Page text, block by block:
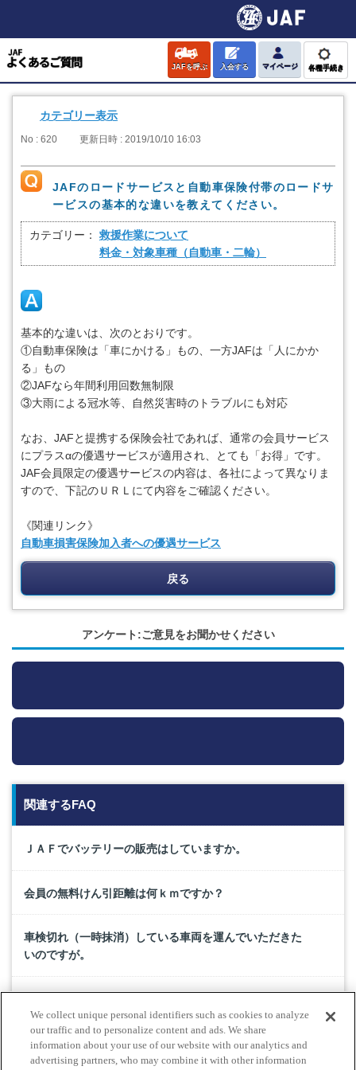
JAFを呼ぶ 入会する マイページ 各種手続き
カテゴリー表示
No : 620 更新日時 : 2019/10/10 16:03
JAFのロードサービスと自動車保険付帯のロードサ
ービスの基本的な違いを教えてください。
カテゴリー：
救援作業について
料金・対象車種（自動車・二輪）
基本的な違いは、次のとおりです。
①自動車保険は「車にかける」もの、一方JAFは「人にかか
る」もの
②JAFなら年間利用回数無制限
③大雨による冠水等、自然災害時のトラブルにも対応
なお、JAFと提携する保険会社であれば、通常の会員サービス
にプラスαの優遇サービスが適用され、とても「お得」です。
JAF会員限定の優遇サービスの内容は、各社によって異なりま
すので、下記のＵＲＬにて内容をご確認ください。
《関連リンク》
自動車損害保険加入者への優遇サービス
戻る
アンケート:ご意見をお聞かせください
関連するFAQ
ＪＡＦでバッテリーの販売はしていますか。
会員の無料けん引距離は何ｋｍですか？
車検切れ（一時抹消）している車両を運んでいただきた
いのですが。
ロードサービスを要請したいのですが、現金・クレジッ
トカードでの支払いは可能ですか？
We collect unique personal identifiers such as cookies to analyze
our traffic and to personalize content and ads. We share
information about your use of our website with our analytics and
advertising partners, who may combine it with other information